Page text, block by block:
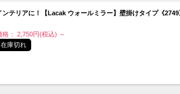
ンテリアに！【Lacak ウォールミラー】壁掛けタイプ《2749
格： 2,750円(税込) ～
在庫切れ